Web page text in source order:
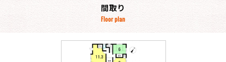
間取り
Floor plan